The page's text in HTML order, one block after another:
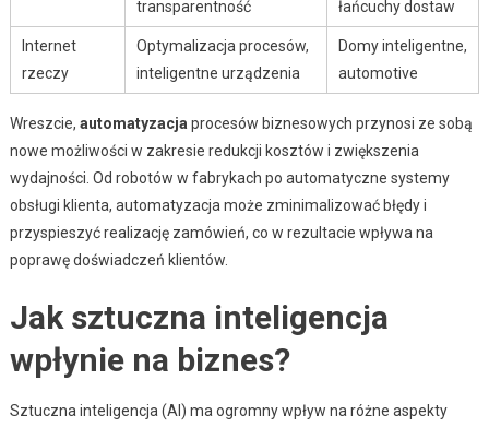
transparentność
łańcuchy dostaw
Internet
rzeczy
Optymalizacja procesów,
inteligentne urządzenia
Domy inteligentne,
automotive
Wreszcie, automatyzacja procesów biznesowych przynosi ze sobą
nowe możliwości w zakresie redukcji kosztów i zwiększenia
wydajności. Od robotów w fabrykach po automatyczne systemy
obsługi klienta, automatyzacja może zminimalizować błędy i
przyspieszyć realizację zamówień, co w rezultacie wpływa na
poprawę doświadczeń klientów.
Jak sztuczna inteligencja
wpłynie na biznes?
Sztuczna inteligencja (AI) ma ogromny wpływ na różne aspekty